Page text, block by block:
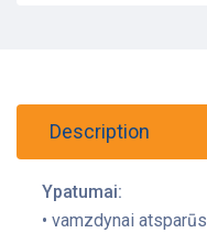
Description
Ypatumai:
• vamzdynai